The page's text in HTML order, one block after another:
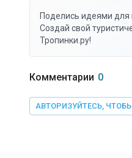
Поделись идеями для
Создай свой
Тропинки.ру!
Комментарии 0
АВТОРИЗУЙТЕСЬ,